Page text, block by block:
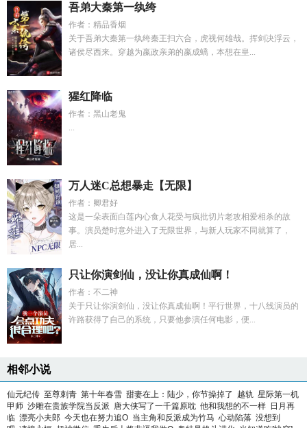
吾弟大秦第一纨绔
作者：精品香烟
关于吾弟大秦第一纨绔秦王扫六合，虎视何雄哉。挥剑决浮云，
诸侯尽西来。穿越为嬴政亲弟的嬴成蟜，本想在皇...
猩红降临
作者：黑山老鬼
...
万人迷C总想暴走【无限】
作者：卿君好
这是一朵表面白莲内心食人花受与疯批切片老攻相爱相杀的故
事。演员楚时意外进入了无限世界，与新人玩家不同就算了，
居...
只让你演剑仙，没让你真成仙啊！
作者：不二神
关于只让你演剑仙，没让你真成仙啊！平行世界，十八线演员的
许路获得了自己的系统，只要他参演任何电影，便...
相邻小说
仙元纪传 至尊刺青 第十年春雪 甜妻在上：陆少，你节操掉了 越轨 星际第一机
甲师 沙雕在贵族学院当反派 唐大侠写了一千篇原耽 他和我想的不一样 日月再
临 漂亮小夫郎 今天也在努力追O 当主角和反派成为竹马 心动陷落 没想到